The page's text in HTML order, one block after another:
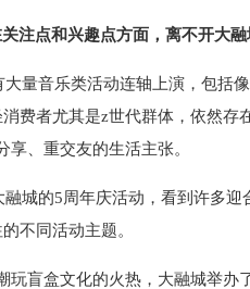
注点和兴趣点方面，离不开大
量音乐类活动连轴上演，包括
费者尤其是z世代群体，依然存
享、重交友的生活主张。
融城的5周年庆活动，看到许多
不同活动主题。
玩盲盒文化的火热，大融城举办